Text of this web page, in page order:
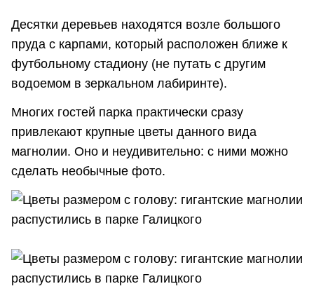
Десятки деревьев находятся возле большого
пруда с карпами, который расположен ближе к
футбольному стадиону (не путать с другим
водоемом в зеркальном лабиринте).
Многих гостей парка практически сразу
привлекают крупные цветы данного вида
магнолии. Оно и неудивительно: с ними можно
сделать необычные фото.